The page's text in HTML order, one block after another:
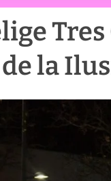
la